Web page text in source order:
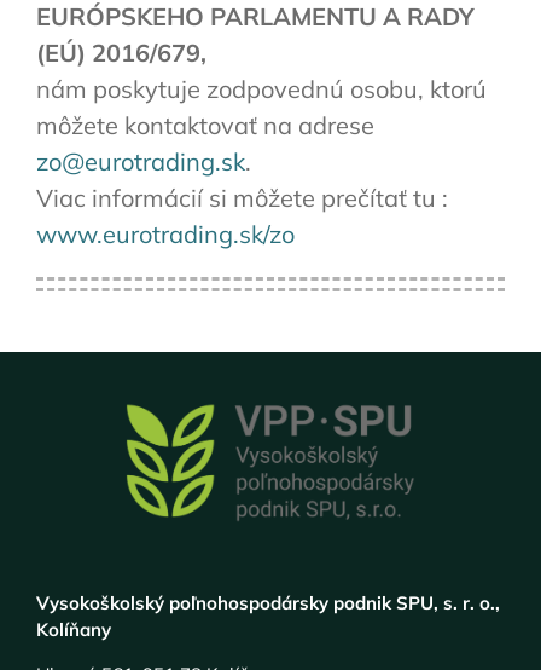
EURÓPSKEHO PARLAMENTU A RADY
(EÚ) 2016/679,
nám poskytuje zodpovednú osobu, ktorú
môžete kontaktovať na adrese
zo@eurotrading.sk.
Viac informácií si môžete prečítať tu :
www.eurotrading.sk/zo
Vysokoškolský poľnohospodársky podnik SPU, s. r. o.,
Kolíňany